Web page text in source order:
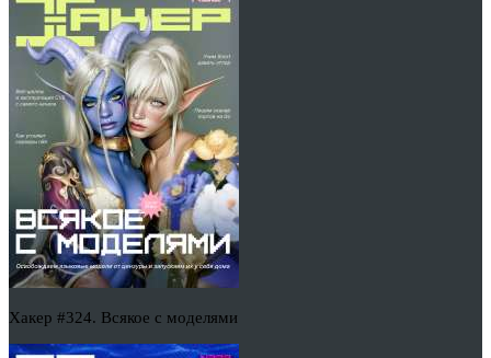
Хакер #324. Всякое с моделями